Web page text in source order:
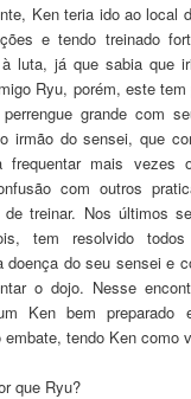
Ken teria ido ao local
e tendo treinado
luta, já que sabia que
Ryu, porém, este
grande com
irmão do sensei, que
frequentar mais vezes
com outros
de treinar. Nos últimos
tem resolvido
doença do seu sensei e
o dojo. Nesse
Ken bem
tendo Ken como
que Ryu?